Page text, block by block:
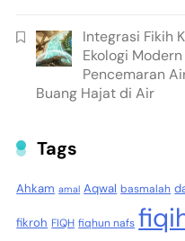
Integrasi Fikih
Ekologi
Pencemaran
Buang Hajat di Air
Tags
Ahkam amal Aqwal basmalah
fikroh FIQH fiqhun nafs